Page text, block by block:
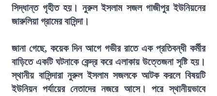
সিদ্ধান্ত গৃহীত হয়। নুরুল ইসলাম সজল গাজীপুর ইউনিয়নের
জারুলিয়া গ্রামের বাসিন্দা।
জানা গেছে, কয়েক দিন আগে গভীর রাতে এক প্রতিবন্ধী কর্মীর
বাড়িতে একটি ঘটনাকে কেন্দ্র করে এলাকায় উত্তেজনা সৃষ্টি হয়।
স্থানীয় বাসিন্দারা নুরুল ইসলাম সজলকে আটক করলে বিষয়টি
ইউনিয়ন পর্যায়ের নেতাদের নজরে আসে। পরে স্থানীয়ভাবে